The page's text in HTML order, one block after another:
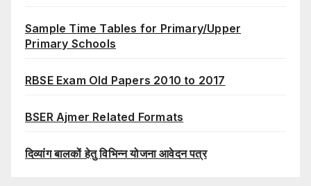
Sample Time Tables for Primary/Upper
Primary Schools
RBSE Exam Old Papers 2010 to 2017
BSER Ajmer Related Formats
दिव्यांग बालकों हेतु विभिन्न योजना आवेदन पत्र